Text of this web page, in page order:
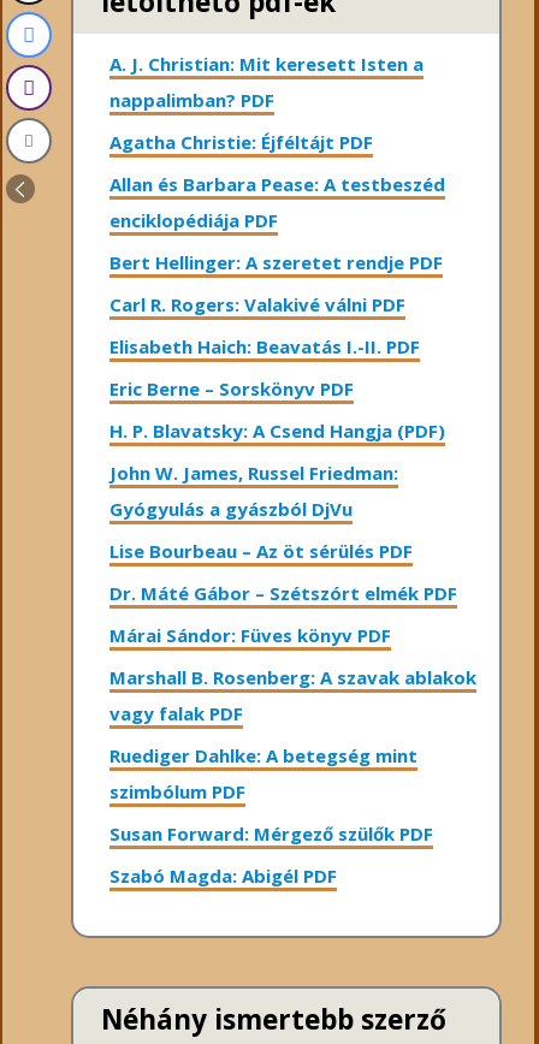
A. J. Christian: Mit keresett Isten a
nappalimban? PDF
Agatha Christie: Éjféltájt PDF
Allan és Barbara Pease: A testbeszéd
enciklopédiája PDF
Bert Hellinger: A ​szeretet rendje PDF
Carl R. Rogers: Valakivé válni PDF
Elisabeth Haich: Beavatás I.-II. PDF
Eric Berne – Sorskönyv PDF
H. P. Blavatsky: A Csend Hangja (PDF)
John W. James, Russel Friedman:
Gyógyulás a gyászból DjVu
Lise Bourbeau – Az öt sérülés PDF
Dr. Máté Gábor – Szétszórt elmék PDF
Márai Sándor: Füves könyv PDF
Marshall B. Rosenberg: A szavak ablakok
vagy falak PDF
Ruediger Dahlke: A betegség mint
szimbólum PDF
Susan Forward: Mérgező szülők PDF
Szabó Magda: Abigél PDF
Néhány ismertebb szerző